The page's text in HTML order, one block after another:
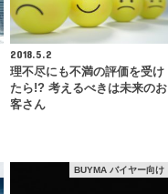
2018.5.2
理不尽にも不満の評価を受け
たら!? 考えるべきは未来のお
客さん
BUYMA バイヤー向け